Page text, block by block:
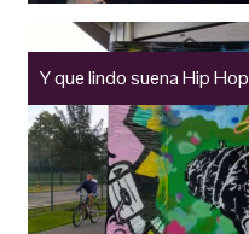
Y que lindo suena Hip Hop